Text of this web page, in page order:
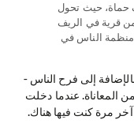
حماة، حيث تحول
قرية في الريف
عسكرية منذ العام 2012 (© منظمة الناس في
إلى فرح الناس -
عندما دخلت
مرة كنت فيها هناك.